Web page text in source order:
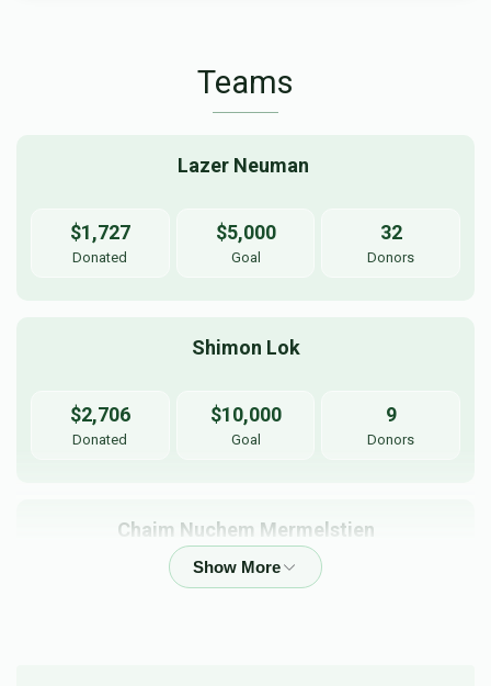
Teams
Lazer Neuman
$1,727
Donated
$5,000
Goal
32
Donors
Shimon Lok
$2,706
Donated
$10,000
Goal
9
Donors
Chaim Nuchem Mermelstien